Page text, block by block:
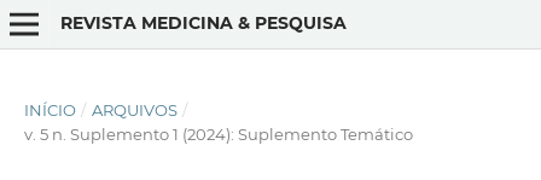
REVISTA MEDICINA & PESQUISA
INÍCIO / ARQUIVOS /
v. 5 n. Suplemento 1 (2024): Suplemento Temático